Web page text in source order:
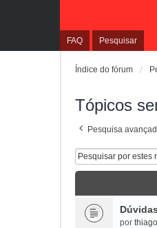
FAQ Pesquisar
Índice do fórum
Tópicos
Pesquisa
por thiago